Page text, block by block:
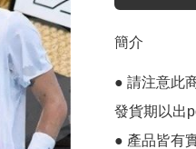
簡介
● 請注意此
發貨期以出
● 產品皆有